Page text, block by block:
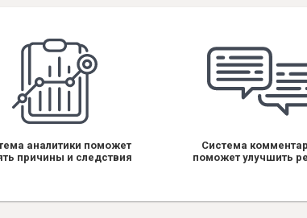
аналитики поможет
причины и следствия
Система
поможет улучшить